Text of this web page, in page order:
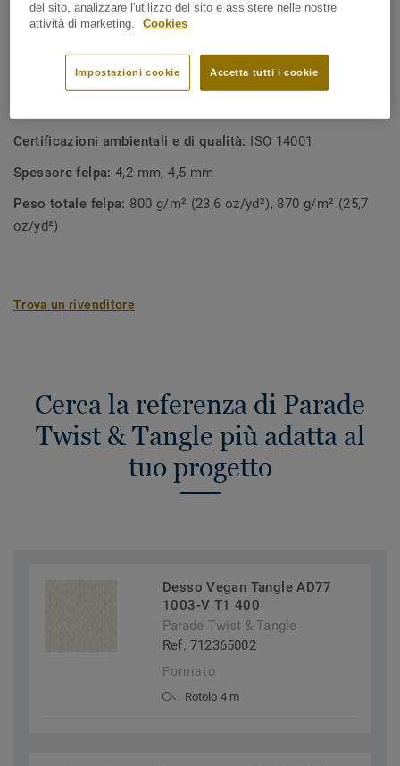
rinunciare al comfort o alla sostenibilità.
SPECIFICHE TECNICHE E AMBIENTALI
Tipologia di prodotto:Pavimenti tessili
Certificazioni ambientali e di qualità: ISO 14001
Spessore felpa:4,2 mm, 4,5 mm
Peso totale felpa: 800 g/m² (23,6 oz/yd²), 870 g/m² (25,7
oz/yd²)
Trova un rivenditore
Cerca la referenza di Parade
Twist & Tangle più adatta al
tuo progetto
Desso Vegan Tangle AD77
1003-V T1 400
Parade Twist & Tangle
Ref. 712365002
Formato
Rotolo 4 m
del sito, analizzare l'utilizzo del sito e assistere nelle nostre
attività di marketing.
Cookies
Accetta tutti i cookie
Impostazioni cookie